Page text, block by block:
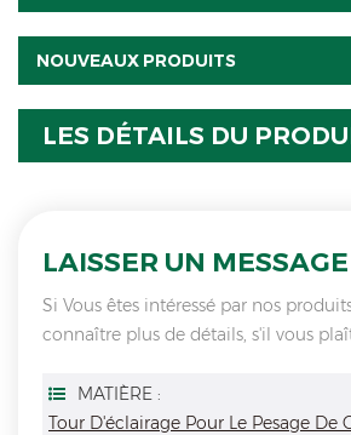
NOUVEAUX PRODUITS
LES DÉTAILS DU
LAISSER UN MESSAGE
Si Vous êtes intéressé par nos
connaître plus de détails, s'il vous
MATIÈRE :
Tour D'éclairage Pour Le Pesage De